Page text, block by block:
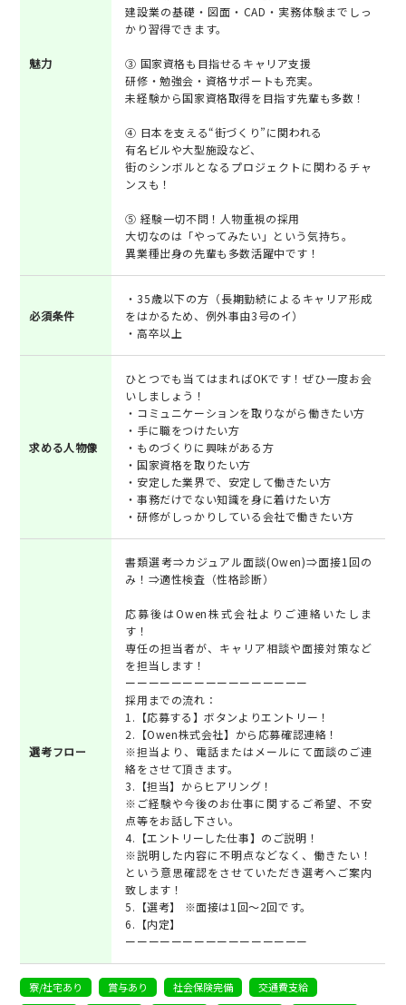
魅力
建設業の基礎・図面・CAD・実務体験までしっ
かり習得できます。
③ 国家資格も目指せるキャリア支援
研修・勉強会・資格サポートも充実。
未経験から国家資格取得を目指す先輩も多数！
④ 日本を支える“街づくり”に関われる
有名ビルや大型施設など、
街のシンボルとなるプロジェクトに関わるチャ
ンスも！
⑤ 経験一切不問！人物重視の採用
大切なのは「やってみたい」という気持ち。
異業種出身の先輩も多数活躍中です！
必須条件
・35歳以下の方（長期勤続によるキャリア形成
をはかるため、例外事由3号のイ）
・高卒以上
求める人物像
ひとつでも当てはまればOKです！ぜひ一度お会
いしましょう！
・コミュニケーションを取りながら働きたい方
・手に職をつけたい方
・ものづくりに興味がある方
・国家資格を取りたい方
・安定した業界で、安定して働きたい方
・事務だけでない知識を身に着けたい方
・研修がしっかりしている会社で働きたい方
選考フロー
書類選考⇒カジュアル面談(Owen)⇒面接1回の
み！⇒適性検査（性格診断）
応募後はOwen株式会社よりご連絡いたしま
す！
専任の担当者が、キャリア相談や面接対策など
を担当します！
ーーーーーーーーーーーーーーーー
採用までの流れ：
1.【応募する】ボタンよりエントリー！
2.【Owen株式会社】から応募確認連絡！
※担当より、電話またはメールにて面談のご連
絡をさせて頂きます。
3.【担当】からヒアリング！
※ご経験や今後のお仕事に関するご希望、不安
点等をお話し下さい。
4.【エントリーした仕事】のご説明！
※説明した内容に不明点などなく、働きたい！
という意思確認をさせていただき選考へご案内
致します！
5.【選考】 ※面接は1回～2回です。
6.【内定】
ーーーーーーーーーーーーーーーー
寮/社宅あり 賞与あり 社会保険完備
交通費支給